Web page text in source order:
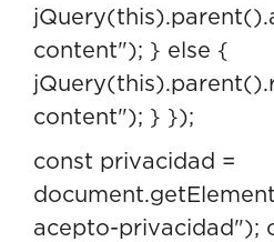
content"); } else {
content"); } });
const privacidad =
acepto-privacidad");